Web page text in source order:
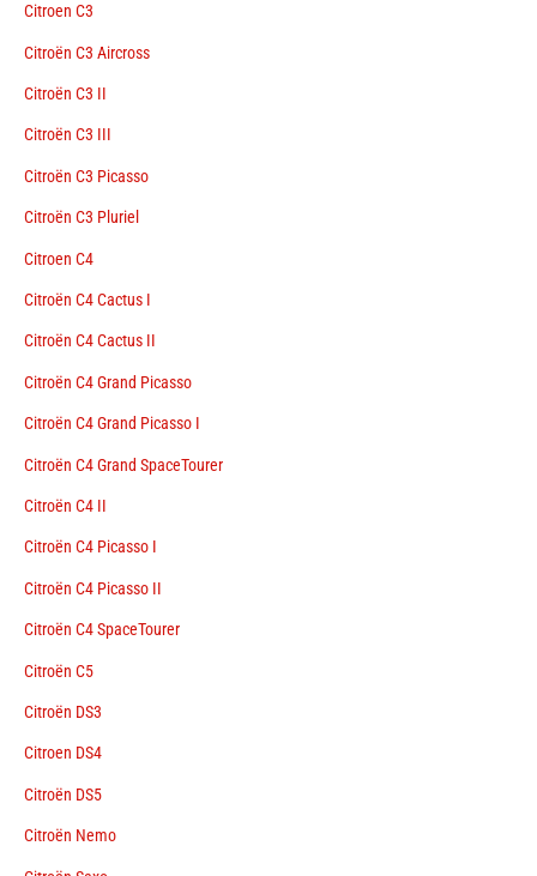
Citroen C3
Citroën C3 Aircross
Citroën C3 II
Citroën C3 III
Citroën C3 Picasso
Citroën C3 Pluriel
Citroen C4
Citroën C4 Cactus I
Citroën C4 Cactus II
Citroën C4 Grand Picasso
Citroën C4 Grand Picasso I
Citroën C4 Grand SpaceTourer
Citroën C4 II
Citroën C4 Picasso I
Citroën C4 Picasso II
Citroën C4 SpaceTourer
Citroën C5
Citroën DS3
Citroen DS4
Citroën DS5
Citroën Nemo